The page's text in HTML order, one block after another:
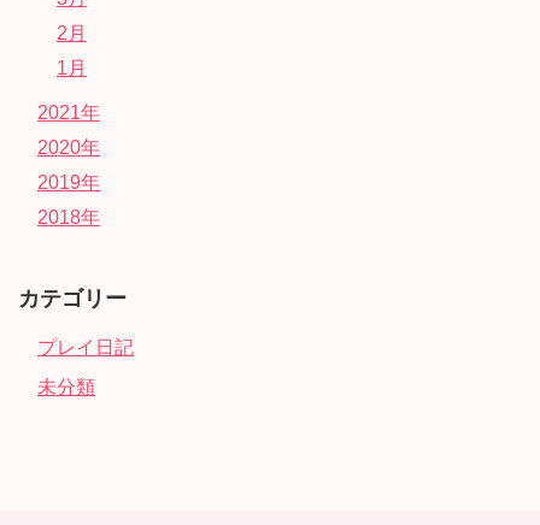
2月
1月
2021年
2020年
2019年
2018年
カテゴリー
プレイ日記
未分類